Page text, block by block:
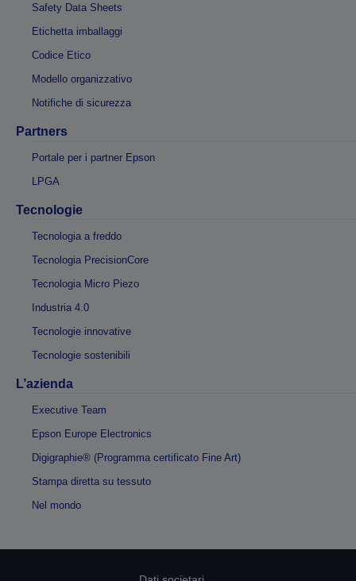
Safety Data Sheets
Etichetta imballaggi
Codice Etico
Modello organizzativo
Notifiche di sicurezza
Partners
Portale per i partner Epson
LPGA
Tecnologie
Tecnologia a freddo
Tecnologia PrecisionCore
Tecnologia Micro Piezo
Industria 4.0
Tecnologie innovative
Tecnologie sostenibili
L’azienda
Executive Team
Epson Europe Electronics
Digigraphie® (Programma certificato Fine Art)
Stampa diretta su tessuto
Nel mondo